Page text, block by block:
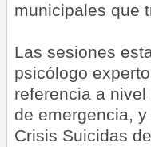
municipales que
Las sesiones
psicólogo
referencia a
de emergencia,
Crisis Suicidas